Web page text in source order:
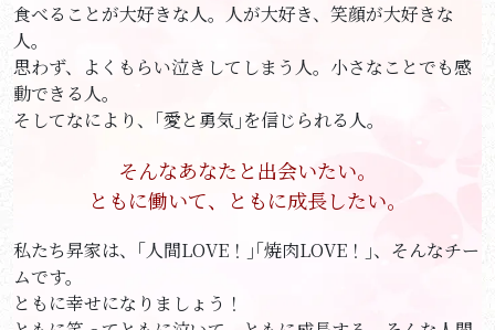
食べることが大好きな人。人が大好き、笑顔が大好きな
人。
思わず、よくもらい泣きしてしまう人。小さなことでも感
動できる人。
そしてなにより、｢愛と勇気｣を信じられる人。
そんなあなたと出会いたい。
ともに働いて、ともに成長したい。
私たち昇家は、｢人間LOVE！｣｢焼肉LOVE！｣、そんなチー
ムです。
ともに幸せになりましょう！